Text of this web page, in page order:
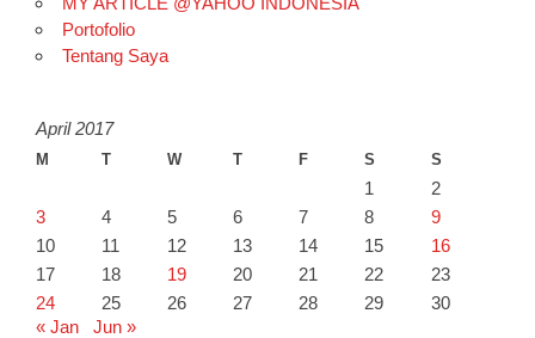
Portofolio
Tentang Saya
April 2017
M T W T F S S
1
2
3
4 5 6 7 8
9
10
11 12 13 14 15
16
17
18 19 20 21 22
23
24
25 26 27 28 29
30
« Jan
Jun »